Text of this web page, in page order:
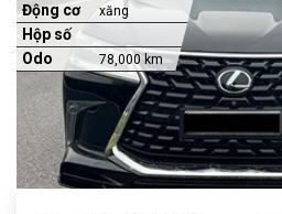
Động cơ xăng
Hộp số
Odo
78,000 km